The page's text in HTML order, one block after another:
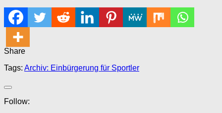
Share
Tags: Archiv: Einbürgerung für Sportler
Follow: